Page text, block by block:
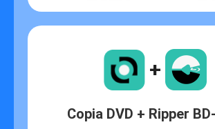
+
Copia DVD + Ripper